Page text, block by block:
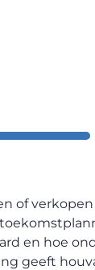
of
en hoe
geeft